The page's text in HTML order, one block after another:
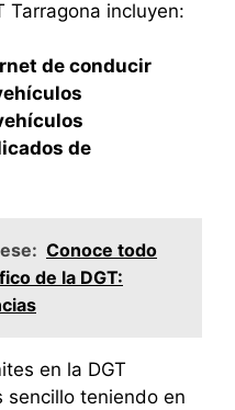
Tarragona incluyen:
de conducir
de
Conoce todo
de la DGT:
en la DGT
sencillo teniendo en